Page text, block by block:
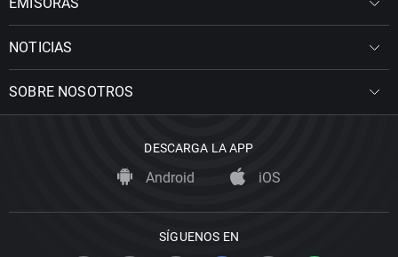
NOTICIAS
SOBRE NOSOTROS
DESCARGA LA APP
Android iOS
SÍGUENOS EN